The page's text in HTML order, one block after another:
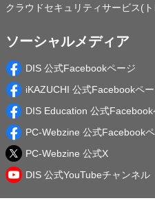
クラウドセキュリティサービス(
ソーシャルメディア
DIS 公式Facebookページ
iKAZUCHI 公式Facebookペ
DIS Education 公式Facebook
PC-Webzine 公式Facebook
PC-Webzine 公式X
DIS 公式YouTubeチャンネル